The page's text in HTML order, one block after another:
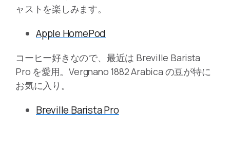
ャストを楽しみます。
Apple HomePod
コーヒー好きなので、最近は Breville Barista
Pro を愛用。Vergnano 1882 Arabica の豆が特に
お気に入り。
Breville Barista Pro